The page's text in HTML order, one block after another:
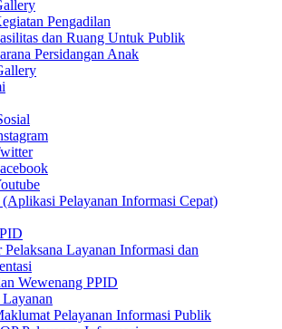
Pengadilan
dan Ruang Untuk Publik
Persidangan Anak
Pelayanan Informasi Cepat)
Pelaksana Layanan Informasi dan
Wewenang PPID
Layanan
Pelayanan Informasi Publik